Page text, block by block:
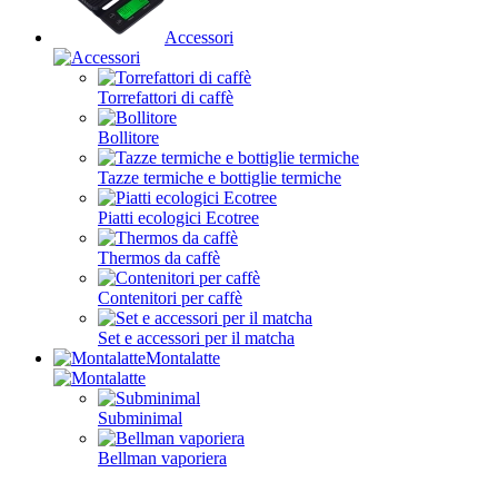
Accessori
Torrefattori di caffè
Bollitore
Tazze termiche e bottiglie termiche
Piatti ecologici Ecotree
Thermos da caffè
Contenitori per caffè
Set e accessori per il matcha
Montalatte
Subminimal
Bellman vaporiera